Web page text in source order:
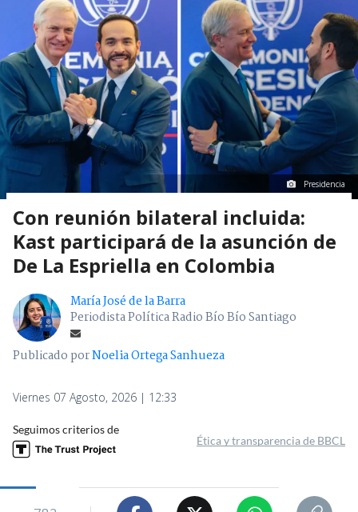
Presidencia
Con reunión bilateral incluida:
Kast participará de la asunción de
De La Espriella en Colombia
María José de la Barra
Periodista Política Radio Bío Bío Santiago
Publicado porNoelia Ortega Sanhueza
Viernes 07 Agosto, 2026 | 12:33
Seguimos criterios de
Ética y transparencia de BBCL